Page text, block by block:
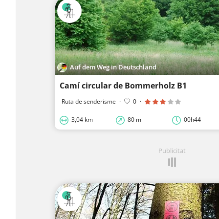
Auf dem Weg in Deutschland
Camí circular de Bommerholz B1
Ruta de senderisme · 0 ·
3,04 km 80 m 00h44
Publicitat